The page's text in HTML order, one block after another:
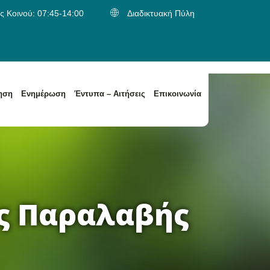
Κοινού: 07:45-14:00 Διαδικτυακή Πύλη
Ενημέρωση Έντυπα – Αιτήσεις Επικοινωνία
Παραλαβής